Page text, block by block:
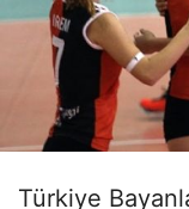
Türkiye